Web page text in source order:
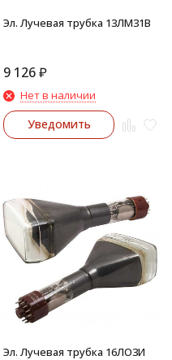
Эл. Лучевая трубка 13ЛМ31В
9 126₽
Нет в наличии
Уведомить
Эл. Лучевая трубка 16ЛО3И